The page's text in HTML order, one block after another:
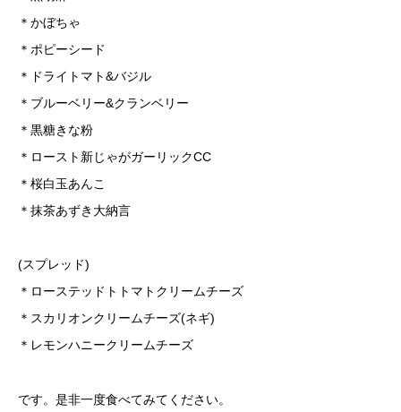
＊かぼちゃ
＊ポピーシード
＊ドライトマト&バジル
＊ブルーベリー&クランベリー
＊黒糖きな粉
＊ロースト新じゃがガーリックCC
＊桜白玉あんこ
＊抹茶あずき大納言
(スプレッド)
＊ローステッドトトマトクリームチーズ
＊スカリオンクリームチーズ(ネギ)
＊レモンハニークリームチーズ
です。是非一度食べてみてください。